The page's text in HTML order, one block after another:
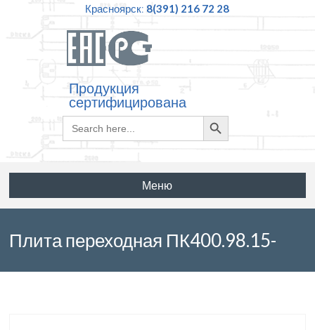
Красноярск: 8(391) 216 72 28
Продукция
сертифицирована
Search
for:
Search
Button
Меню
Плита переходная ПК400.98.15-